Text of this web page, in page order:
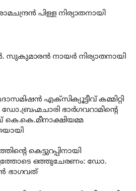
പിള്ള നിര്യാതനായി
സുകുമാരന്‍ നായര്‍ നിര്യാതനായി
എക്‌സിക്യൂട്ടീവ് കമ്മിറ്റി
ഭാര്‍ഗവറാമിന്റെ
കെ.കെ.മീനാക്ഷിയമ്മ
കെട്ടുറപ്പിനായി
ഒത്തുചേരണം: ഡോ.
ഭാഗവത്